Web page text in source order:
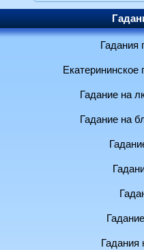
Гадания
Екатерининское
Гадание на
Гадание на
Гадания